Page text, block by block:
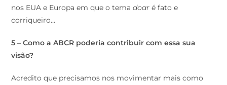
nos EUA e Europa em que o temadoar é fato e
corriqueiro…
5 – Como a ABCR poderia contribuir com essa sua
visão?
Acredito que precisamos nos movimentar mais como